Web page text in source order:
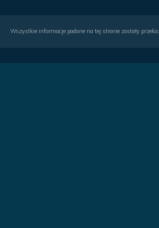
Wszystkie informacje podane na tej stronie zostały